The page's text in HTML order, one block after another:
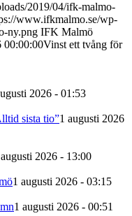
2019/04/ifk-malmo-
www.ifkmalmo.se/wp-
ny.png IFK Malmö
00:00:00Vinst ett tvång för
2026 - 01:53
sista tio”1 augusti 2026
2026 - 13:00
1 augusti 2026 - 03:15
1 augusti 2026 - 00:51